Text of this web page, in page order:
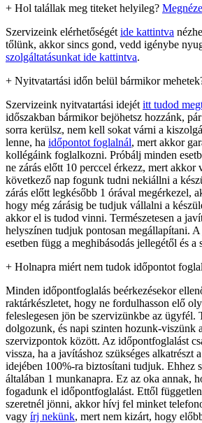
+ Hol talállak meg titeket helyileg?
Szervizeink elérhetőségét ide kattintva
tőlünk, akkor sincs gond, vedd igénybe
szolgáltatásunkat ide kattintva.
+ Nyitvatartási időn belül bármikor
Szervizeink nyitvatartási idejét itt tudod
időszakban bármikor bejöhetsz hozzánk,
sorra kerülsz, nem kell sokat várni a
lenne, ha időpontot foglalnál, mert akkor
kollégáink foglalkozni. Próbálj minden
ne zárás előtt 10 perccel érkezz, mert akkor
következő nap fogunk tudni nekiállni a
zárás előtt legkésőbb 1 órával megérkezel,
hogy még zárásig be tudjuk vállalni a
akkor el is tudod vinni. Természetesen a
helyszínen tudjuk pontosan megállapítani.
esetben függ a meghibásodás jellegétől és a
+ Holnapra miért nem tudok időpontot
Minden időpontfoglalás beérkezésekor
raktárkészletet, hogy ne fordulhasson elő
feleslegesen jön be szervizünkbe az ügyfél.
dolgozunk, és napi szinten hozunk-viszünk
szervizpontok között. Az időpontfoglalást
vissza, ha a javításhoz szükséges alkatrészt
idejében 100%-ra biztosítani tudjuk. Ehhez
általában 1 munkanapra. Ez az oka annak,
fogadunk el időpontfoglalást. Ettől
szeretnél jönni, akkor hívj fel minket
vagy írj nekünk, mert nem kizárt, hogy